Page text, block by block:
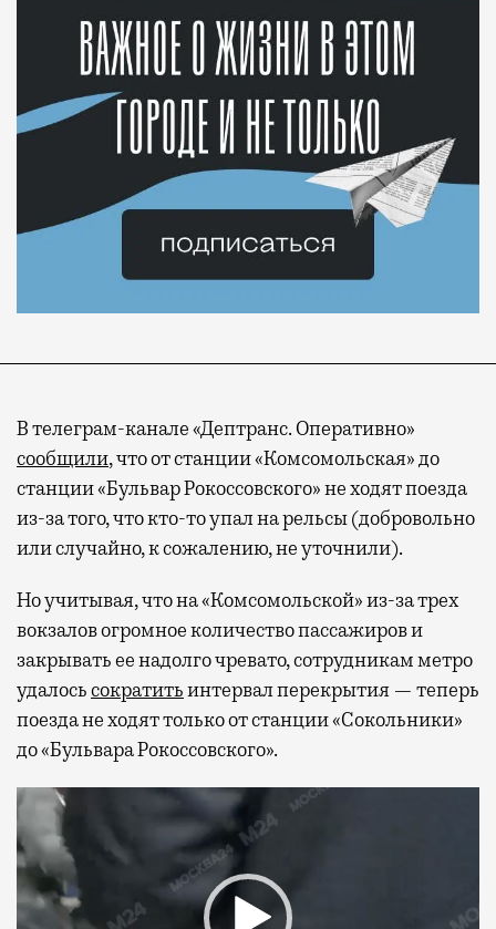
В телеграм-канале «Дептранс. Оперативно»
сообщили, что от станции «Комсомольская» до
станции «Бульвар Рокоссовского» не ходят поезда
из-за того, что кто-то упал на рельсы (добровольно
или случайно, к сожалению, не уточнили).
Но учитывая, что на «Комсомольской» из-за трех
вокзалов огромное количество пассажиров и
закрывать ее надолго чревато, сотрудникам метро
удалосьсократитьинтервал перекрытия — теперь
поезда не ходят только от станции «Сокольники»
до «Бульвара Рокоссовского».
Видеоплеер